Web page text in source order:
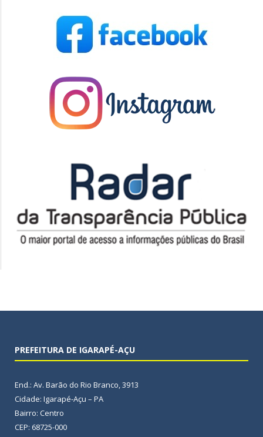
PREFEITURA DE IGARAPÉ-AÇU
End.: Av. Barão do Rio Branco, 3913
Cidade: Igarapé-Açu – PA
Bairro: Centro
CEP: 68725-000